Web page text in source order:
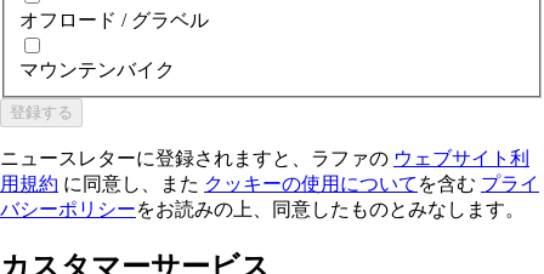
オフロード / グラベル
マウンテンバイク
登録する
ニュースレターに登録されますと、ラファの ウェブサイト利
用規約 に同意し、また クッキーの使用について を含む プライ
バシーポリシーをお読みの上、同意したものとみなします。
カスタマーサービス